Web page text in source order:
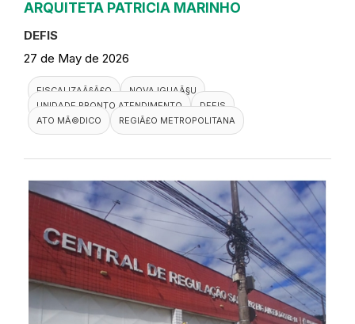
ARQUITETA PATRICIA MARINHO
DEFIS
27 de May de 2026
FISCALIZAÃ§Ã£O
NOVA IGUAÃ§U
UNIDADE PRONTO ATENDIMENTO
DEFIS
ATO MÃ©DICO
REGIÃ£O METROPOLITANA